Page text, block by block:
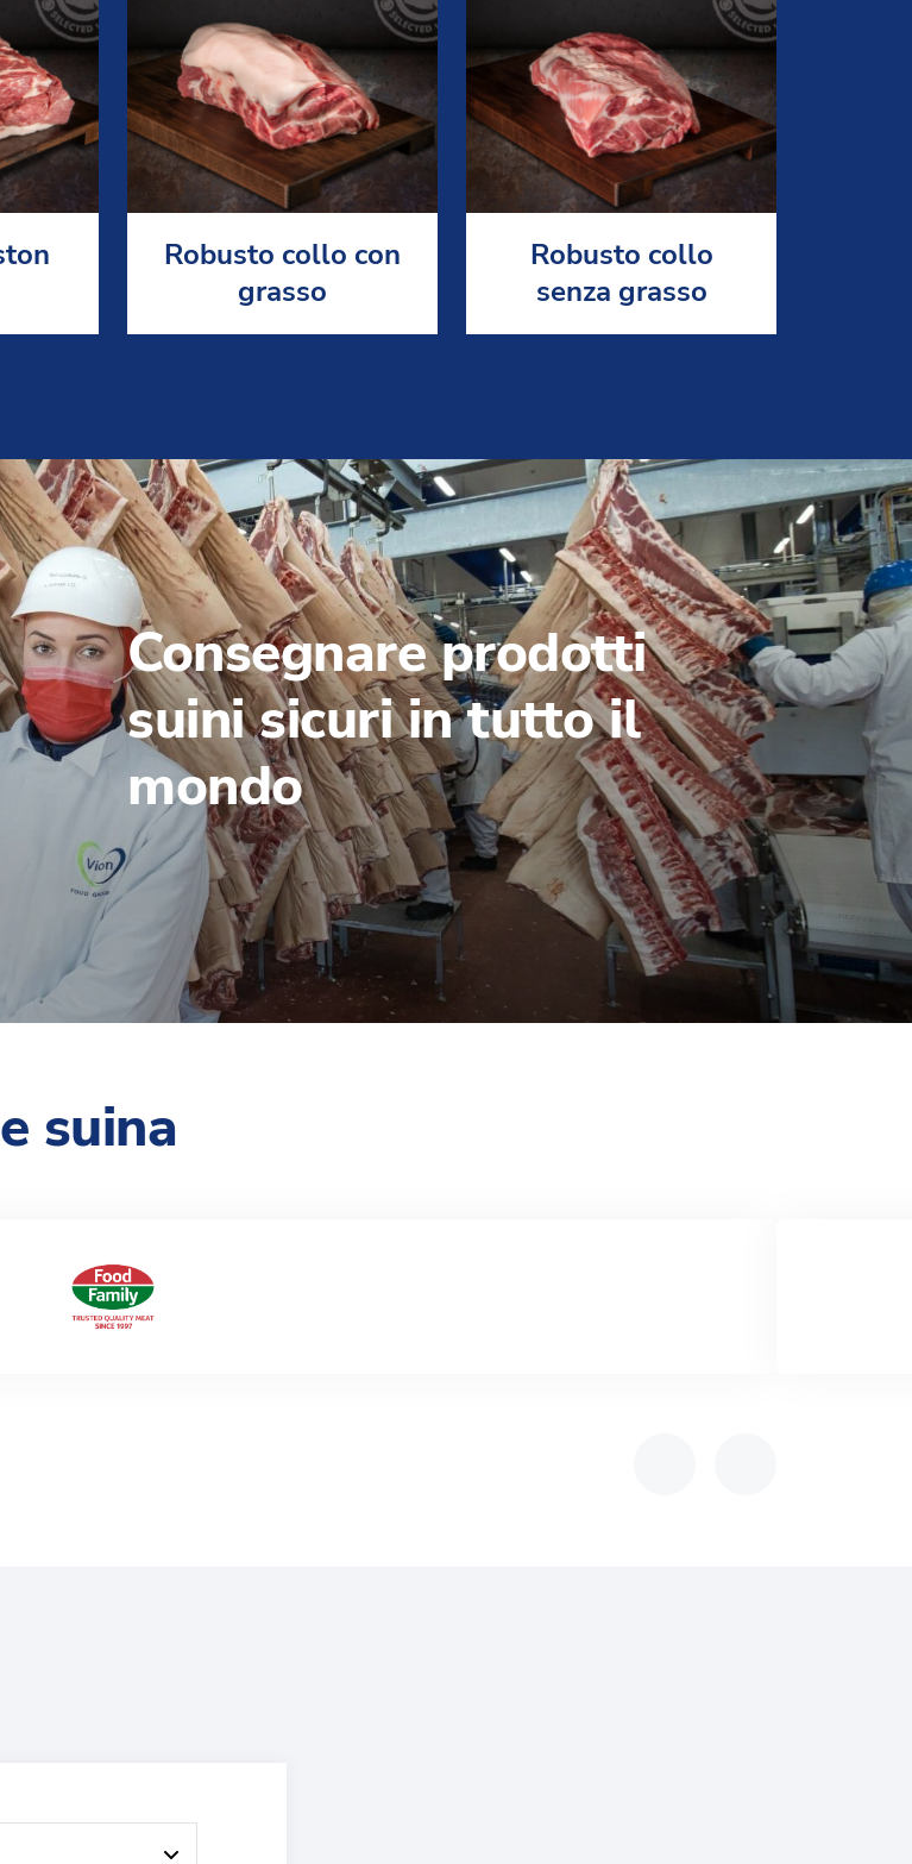
Robusto collo con
grasso
Robusto collo
senza grasso
Consegnare prodotti
suini sicuri in tutto il
mondo
suina